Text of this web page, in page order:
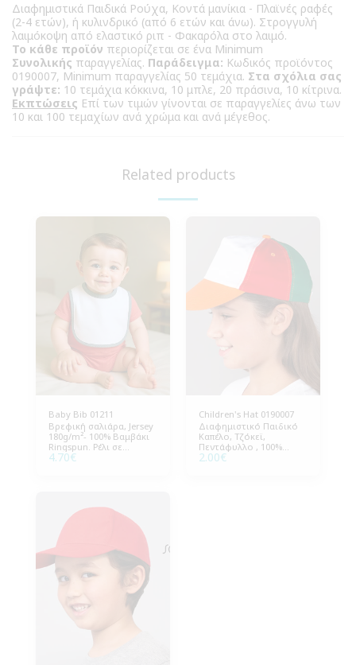
Διαφημιστικά Παιδικά Ρούχα, Κοντά μανίκια - Πλαϊνές ραφές
(2-4 ετών), ή κυλινδρικό (από 6 ετών και άνω). Στρογγυλή
λαιμόκοψη από ελαστικό ριπ - Φακαρόλα στο λαιμό.
Το κάθε προϊόν περιορίζεται σε ένα Minimum
Συνολικής παραγγελίας. Παράδειγμα: Κωδικός προϊόντος
0190007, Minimum παραγγελίας 50 τεμάχια. Στα σχόλια σας
γράψτε: 10 τεμάχια κόκκινα, 10 μπλε, 20 πράσινα, 10 κίτρινα.
Εκπτώσεις Επί των τιμών γίνονται σε παραγγελίες άνω των
10 και 100 τεμαχίων ανά χρώμα και ανά μέγεθος.
Related products
Baby Bib 01211
Βρεφική σαλιάρα, Jersey
180g/m²- 100% Βαμβάκι
Ringspun. Ρέλι σε
χρωματιστή αντίθεση -
4.70€
Children's Hat 0190007
Διαφημιστικό Παιδικό
Καπέλο, Τζόκεϊ,
Πεντάφυλλο , 100%
Βαμβάκι, One Size
2.00€